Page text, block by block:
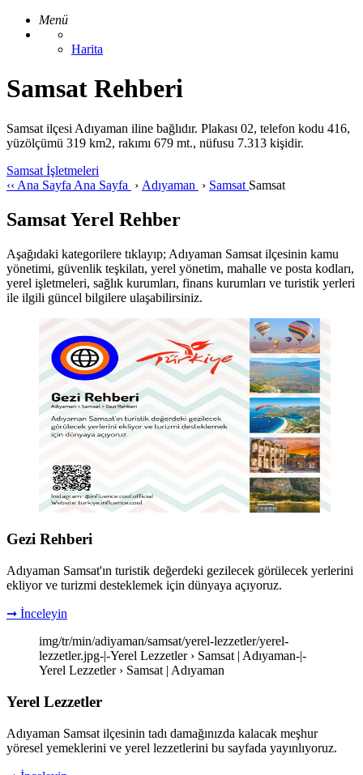
Menü
Harita
Samsat Rehberi
Samsat ilçesi Adıyaman iline bağlıdır. Plakası 02, telefon kodu 416,
yüzölçümü 319 km2, rakımı 679 mt., nüfusu 7.313 kişidir.
Samsat İşletmeleri
‹‹ Ana Sayfa Ana Sayfa › Adıyaman › Samsat Samsat
Samsat Yerel Rehber
Aşağıdaki kategorilere tıklayıp; Adıyaman Samsat ilçesinin kamu
yönetimi, güvenlik teşkilatı, yerel yönetim, mahalle ve posta kodları,
yerel işletmeleri, sağlık kurumları, finans kurumları ve turistik yerleri
ile ilgili güncel bilgilere ulaşabilirsiniz.
Gezi Rehberi
Adıyaman Samsat'ın turistik değerdeki gezilecek görülecek yerlerini
ekliyor ve turizmi desteklemek için dünyaya açıyoruz.
➞ İnceleyin
img/tr/min/adiyaman/samsat/yerel-lezzetler/yerel-
lezzetler.jpg-|-Yerel Lezzetler › Samsat | Adıyaman-|-
Yerel Lezzetler › Samsat | Adıyaman
Yerel Lezzetler
Adıyaman Samsat ilçesinin tadı damağınızda kalacak meşhur
yöresel yemeklerini ve yerel lezzetlerini bu sayfada yayınlıyoruz.